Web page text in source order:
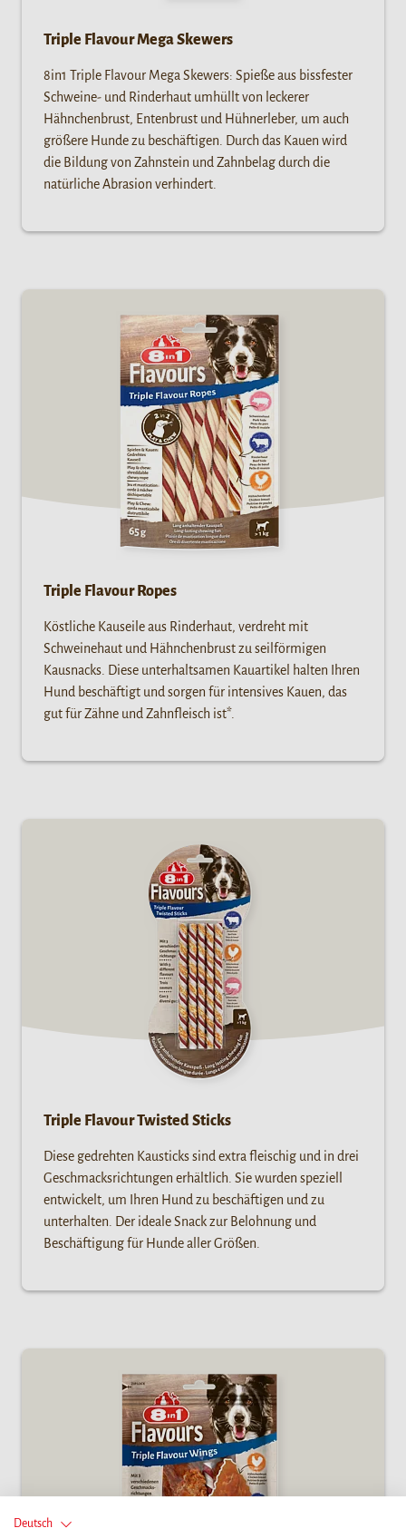
Triple Flavour Mega Skewers
8in1 Triple Flavour Mega Skewers: Spieße aus bissfester
Schweine- und Rinderhaut umhüllt von leckerer
Hähnchenbrust, Entenbrust und Hühnerleber, um auch
größere Hunde zu beschäftigen. Durch das Kauen wird
die Bildung von Zahnstein und Zahnbelag durch die
natürliche Abrasion verhindert.
Triple Flavour Ropes
Köstliche Kauseile aus Rinderhaut, verdreht mit
Schweinehaut und Hähnchenbrust zu seilförmigen
Kausnacks. Diese unterhaltsamen Kauartikel halten Ihren
Hund beschäftigt und sorgen für intensives Kauen, das
gut für Zähne und Zahnfleisch ist*.
Triple Flavour Twisted Sticks
Diese gedrehten Kausticks sind extra fleischig und in drei
Geschmacksrichtungen erhältlich. Sie wurden speziell
entwickelt, um Ihren Hund zu beschäftigen und zu
unterhalten. Der ideale Snack zur Belohnung und
Beschäftigung für Hunde aller Größen.
Deutsch